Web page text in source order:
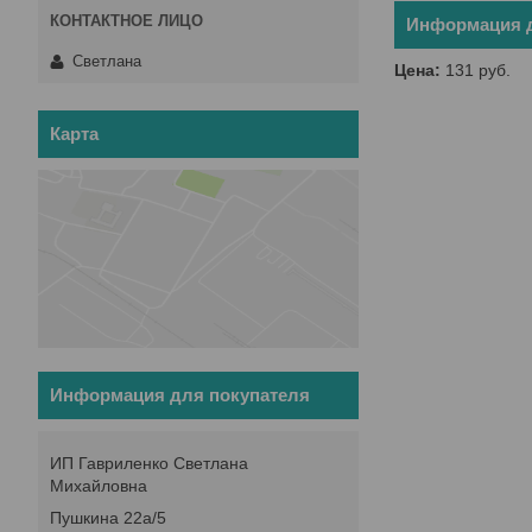
Информация
Цена: 131 руб.
Светлана
Карта
Информация для покупателя
ИП Гавриленко Светлана
Михайловна
Пушкина 22а/5